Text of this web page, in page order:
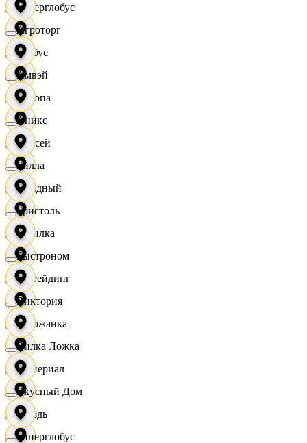
Гиперглобус
Глобус
Европа
Елисей
Звездный
Горилка
Ижтейдинг
Горожанка
Империал
Гроздь
Агроторг
Амвэй
Аникс
Билла
Бристоль
Быстроном
Виктория
Вилка Ложка
Вкусный Дом
Гиперглобус